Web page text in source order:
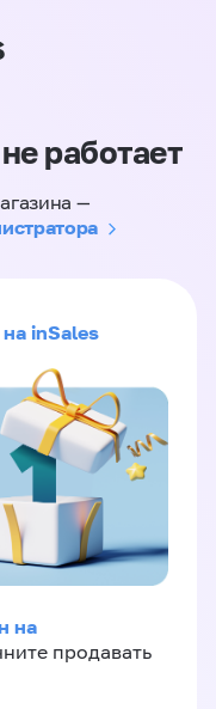
работает
—
inSales
на
продавать